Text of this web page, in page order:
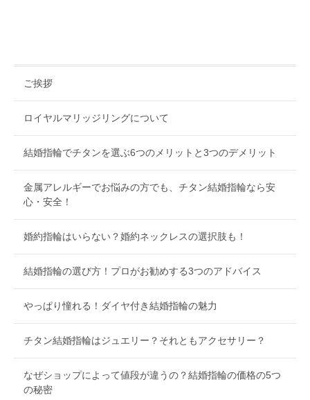
ご挨拶
ロイヤルマリッジリングについて
結婚指輪でチタンを選ぶ6つのメリットと3つのデメリット
金属アレルギーでお悩みの方でも、チタン結婚指輪なら安
心・安全！
婚約指輪はいらない？婚約ネックレスの選択肢も！
結婚指輪の選び方！プロがお勧めする3つのアドバイス
やっぱり憧れる！ダイヤ付き結婚指輪の魅力
チタン結婚指輪はジュエリー？それともアクセサリー？
なぜショップによって値段が違うの？結婚指輪の価格の5つ
の秘密